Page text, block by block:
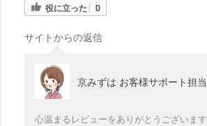
役に立った 0
サイトからの返信
京みずは お客様サポート担当
心温まるレビューをありがとうございます